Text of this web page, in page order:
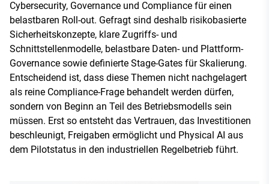
Cybersecurity, Governance und Compliance für einen
belastbaren Roll-out. Gefragt sind deshalb risikobasierte
Sicherheitskonzepte, klare Zugriffs- und
Schnittstellenmodelle, belastbare Daten- und Plattform-
Governance sowie definierte Stage-Gates für Skalierung.
Entscheidend ist, dass diese Themen nicht nachgelagert
als reine Compliance-Frage behandelt werden dürfen,
sondern von Beginn an Teil des Betriebsmodells sein
müssen. Erst so entsteht das Vertrauen, das Investitionen
beschleunigt, Freigaben ermöglicht und Physical AI aus
dem Pilotstatus in den industriellen Regelbetrieb führt.